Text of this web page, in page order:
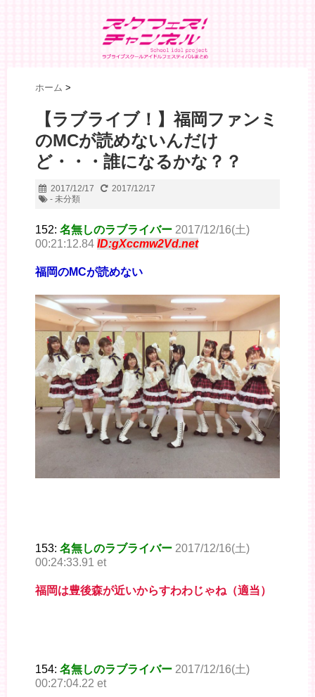
ホーム >
【ラブライブ！】福岡ファンミ
のMCが読めないんだけ
ど・・・誰になるかな？？
2017/12/17
2017/12/17
- 未分類
152: 名無しのラブライバー 2017/12/16(土)
00:21:12.84 ID:gXccmw2Vd.net
福岡のMCが読めない
153: 名無しのラブライバー 2017/12/16(土)
00:24:33.91 et
福岡は豊後森が近いからすわわじゃね（適当）
154: 名無しのラブライバー 2017/12/16(土)
00:27:04.22 et